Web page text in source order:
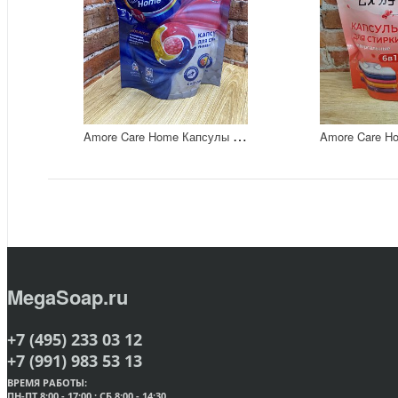
A
more Care Home Капсулы для стирки универсальные с кондиционером 4 в 1 22 шт 220 гр
MegaSoap.ru
+7 (495) 233 03 12
+7 (991) 983 53 13
ВРЕМЯ РАБОТЫ: